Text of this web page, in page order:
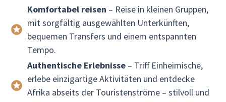
Komfortabel reisen – Reise in kleinen Gruppen,
mit sorgfältig ausgewählten Unterkünften,
bequemen Transfers und einem entspannten
Tempo.
Authentische Erlebnisse– Triff Einheimische,
erlebe einzigartige Aktivitäten und entdecke
Afrika abseits der Touristenströme – stilvoll und